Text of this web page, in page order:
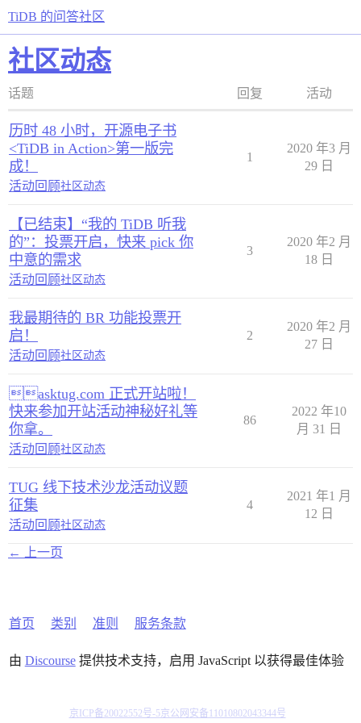
TiDB 的问答社区
社区动态
话题 回复 活动
历时 48 小时，开源电子书
<TiDB in Action>第一版完
成！
活动回顾社区动态
1
2020 年3 月
29 日
【已结束】“我的 TiDB 听我
的”：投票开启，快来 pick 你
中意的需求
活动回顾社区动态
3
2020 年2 月
18 日
我最期待的 BR 功能投票开
启！
活动回顾社区动态
2
2020 年2 月
27 日
asktug.com 正式开站啦！
快来参加开站活动神秘好礼等
你拿。
活动回顾社区动态
86
2022 年10
月 31 日
TUG 线下技术沙龙活动议题
征集
活动回顾社区动态
4
2021 年1 月
12 日
← 上一页
首页 类别 准则 服务条款
由 Discourse提供技术支持，启用 JavaScript 以获得最佳体验
京ICP备20022552号-5京公网安备11010802043344号